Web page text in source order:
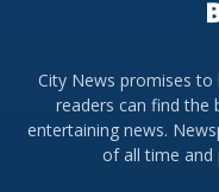
City News promises
readers can find the
entertaining news.
of all time and